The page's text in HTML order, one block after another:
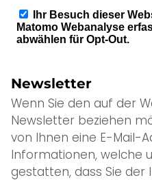
Newsletter
Wenn Sie den auf der
Newsletter beziehen
von Ihnen eine E-Mail-
Informationen, welche
gestatten, dass Sie der